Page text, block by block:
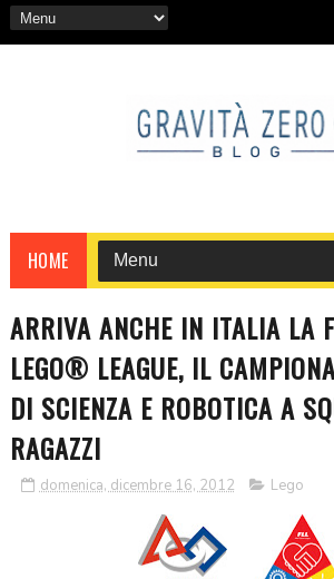
HOME
ARRIVA ANCHE IN ITALIA LA
LEGO® LEAGUE, IL
DI SCIENZA E ROBOTICA A
RAGAZZI
domenica, dicembre 16, 2012 Lego